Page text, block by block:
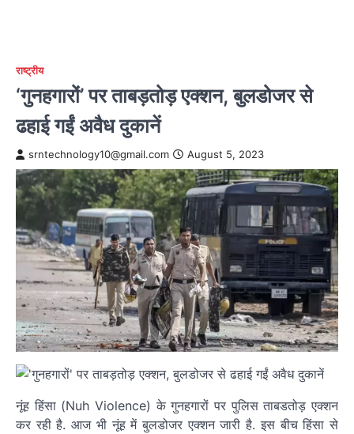
राष्ट्रीय
‘गुनहगारों’ पर ताबड़तोड़ एक्शन, बुलडोजर से
ढहाई गईं अवैध दुकानें
srntechnology10@gmail.com August 5, 2023
नूंह हिंसा (Nuh Violence) के गुनहगारों पर पुलिस ताबडतोड़ एक्शन
कर रही है. आज भी नूंह में बुलडोजर एक्शन जारी है. इस बीच हिंसा से